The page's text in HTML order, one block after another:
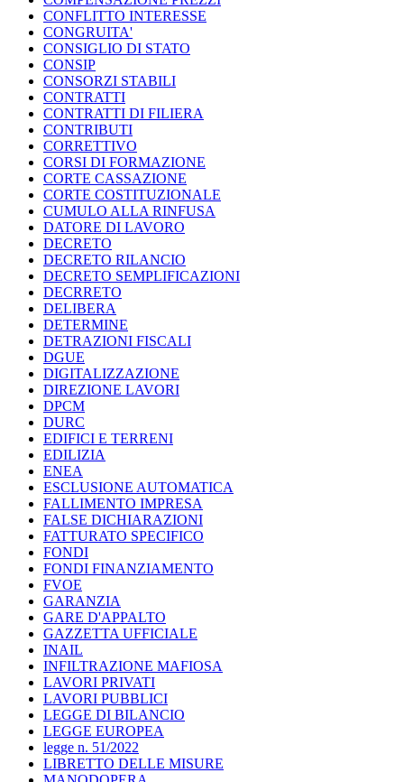
CONFLITTO INTERESSE
CONGRUITA'
CONSIGLIO DI STATO
CONSIP
CONSORZI STABILI
CONTRATTI
CONTRATTI DI FILIERA
CONTRIBUTI
CORRETTIVO
CORSI DI FORMAZIONE
CORTE CASSAZIONE
CORTE COSTITUZIONALE
CUMULO ALLA RINFUSA
DATORE DI LAVORO
DECRETO
DECRETO RILANCIO
DECRETO SEMPLIFICAZIONI
DECRRETO
DELIBERA
DETERMINE
DETRAZIONI FISCALI
DGUE
DIGITALIZZAZIONE
DIREZIONE LAVORI
DPCM
DURC
EDIFICI E TERRENI
EDILIZIA
ENEA
ESCLUSIONE AUTOMATICA
FALLIMENTO IMPRESA
FALSE DICHIARAZIONI
FATTURATO SPECIFICO
FONDI
FONDI FINANZIAMENTO
FVOE
GARANZIA
GARE D'APPALTO
GAZZETTA UFFICIALE
INAIL
INFILTRAZIONE MAFIOSA
LAVORI PRIVATI
LAVORI PUBBLICI
LEGGE DI BILANCIO
LEGGE EUROPEA
legge n. 51/2022
LIBRETTO DELLE MISURE